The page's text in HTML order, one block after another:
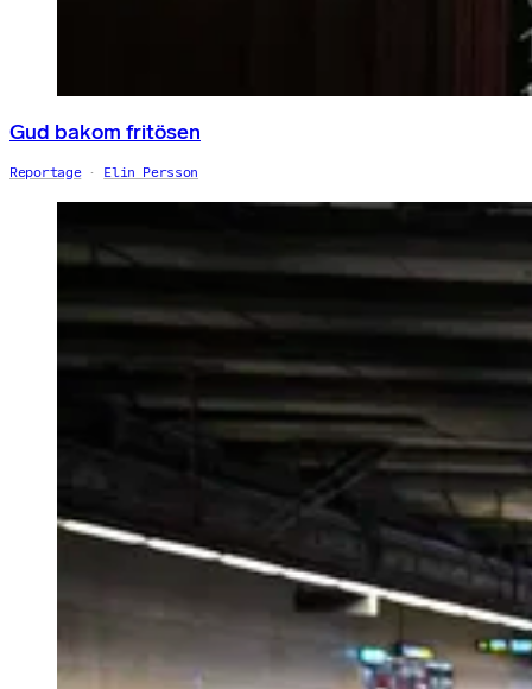
Gud bakom fritösen
Reportage Elin Persson